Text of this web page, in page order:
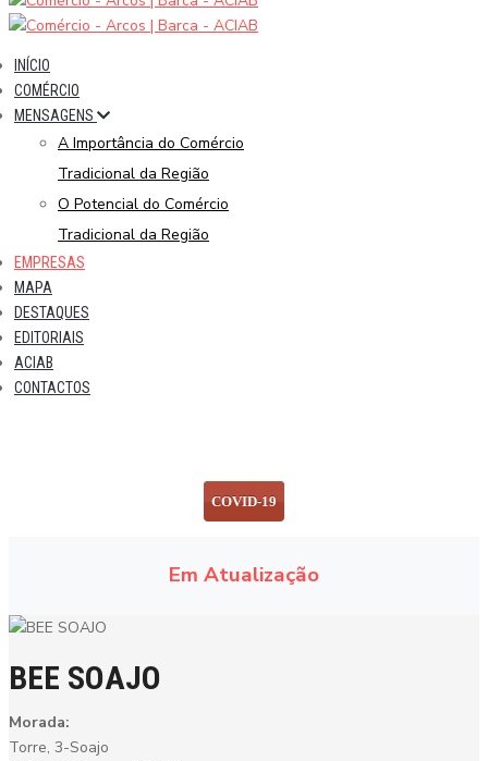
INÍCIO
COMÉRCIO
MENSAGENS
A Importância do Comércio
Tradicional da Região
O Potencial do Comércio
Tradicional da Região
EMPRESAS
MAPA
DESTAQUES
EDITORIAIS
ACIAB
CONTACTOS
COVID-19
Em Atualização
BEE SOAJO
Morada:
Torre, 3-Soajo